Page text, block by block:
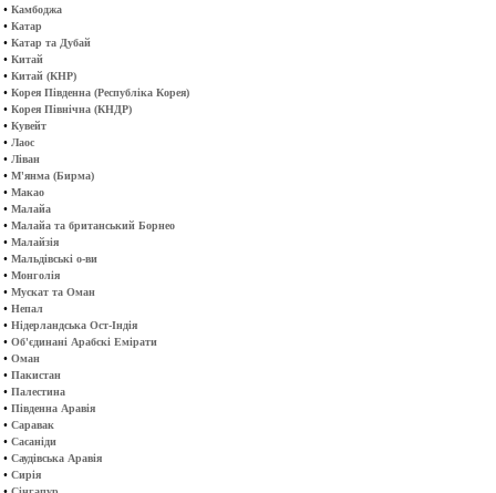
• Камбоджа
• Катар
• Катар та Дубай
• Китай
• Китай (КНР)
• Корея Південна (Республіка Корея)
• Корея Північна (КНДР)
• Кувейт
• Лаос
• Ліван
• М'янма (Бирма)
• Макао
• Малайа
• Малайа та британський Борнео
• Малайзія
• Мальдівські о-ви
• Монголія
• Мускат та Оман
• Непал
• Нідерландська Ост-Індія
• Об'єдинані Арабскі Емірати
• Оман
• Пакистан
• Палестина
• Південна Аравія
• Саравак
• Сасаніди
• Саудівська Аравія
• Сирія